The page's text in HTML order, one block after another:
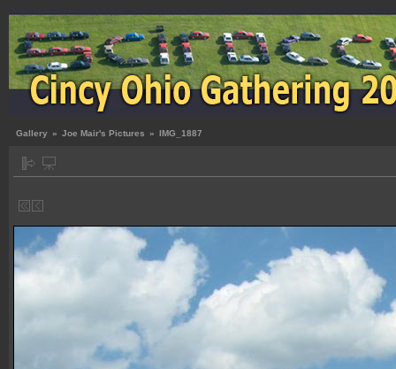
Gallery » Joe Mair's Pictures » IMG_1887